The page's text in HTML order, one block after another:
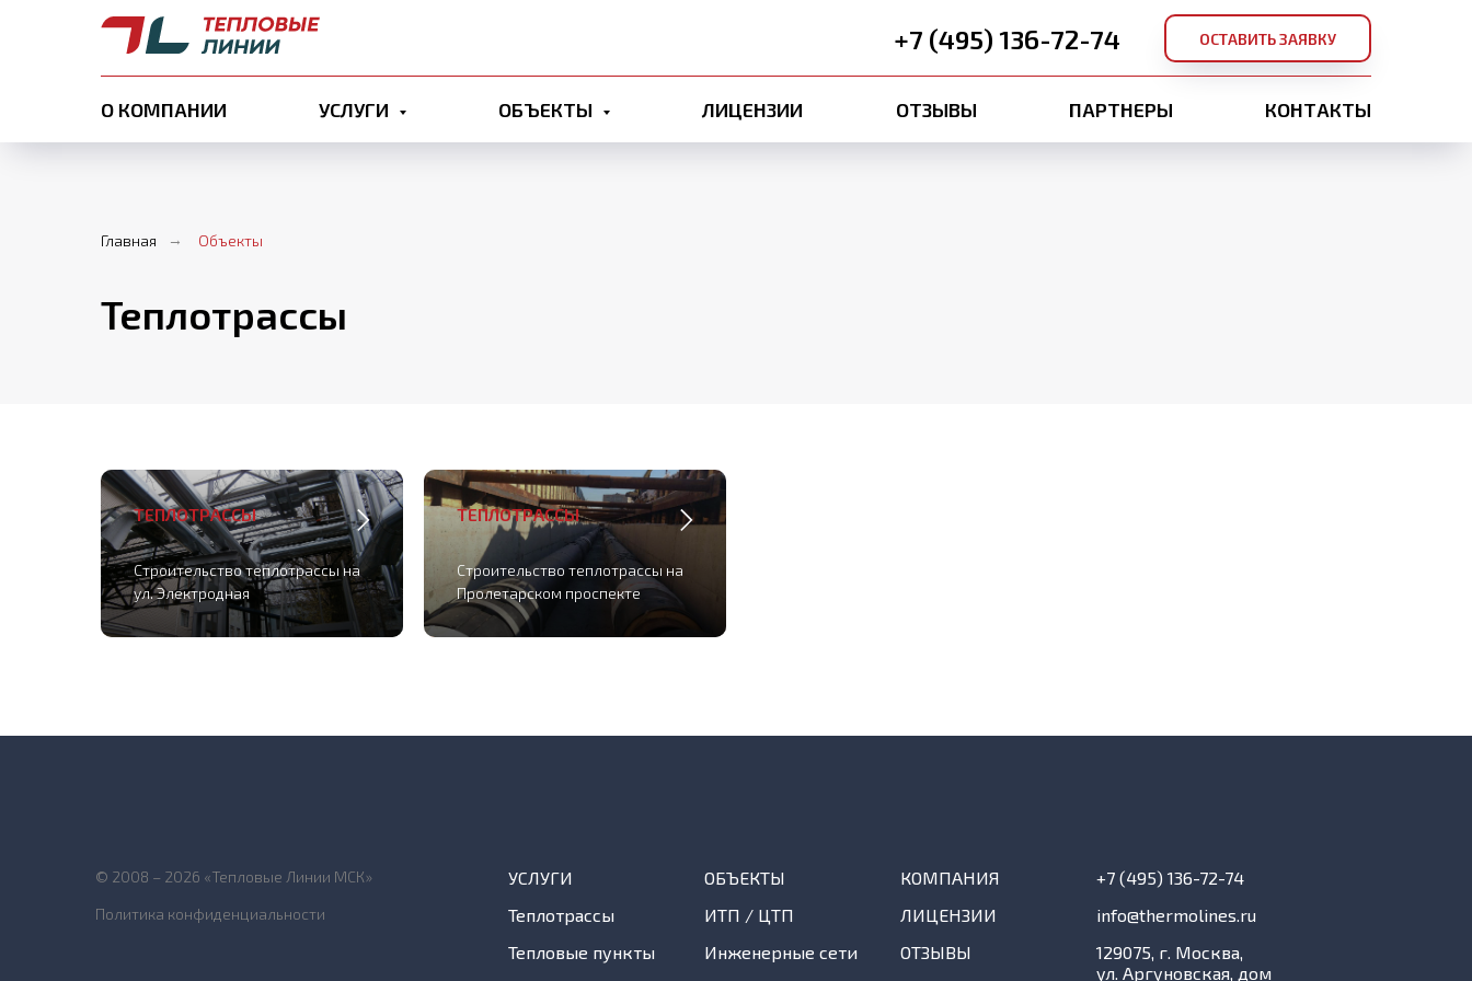
+7 (495) 136-72-74 ОСТАВИТЬ ЗАЯВКУ
О КОМПАНИИ УСЛУГИ ОБЪЕКТЫ ЛИЦЕНЗИИ ОТЗЫВЫ ПАРТНЕРЫ КОНТАКТЫ
Главная → Объекты
Теплотрассы
ТЕПЛОТРАССЫ
Строительство теплотрассы на
ул. Электродная
ТЕПЛОТРАССЫ
Строительство теплотрассы на
Пролетарском проспекте
© 2008 – 2026 «Тепловые Линии МСК»
Политика конфиденциальности
УСЛУГИ
Теплотрассы
Тепловые пункты
ОБЪЕКТЫ
ИТП / ЦТП
Инженерные сети
КОМПАНИЯ
ЛИЦЕНЗИИ
ОТЗЫВЫ
+7 (495) 136-72-74
info@thermolines.ru
129075, г. Москва,
ул. Аргуновская, дом